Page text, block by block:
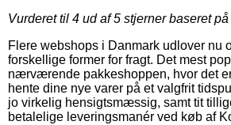
Vurderet til 4 ud af 5 stjerner baseret på
Flere webshops i Danmark udlover nu
forskellige former for fragt. Det mest
nærværende pakkeshoppen, hvor det
hente dine nye varer på et valgfrit
jo virkelig hensigtsmæssig, samt tit
betalelige leveringsmanér ved køb af